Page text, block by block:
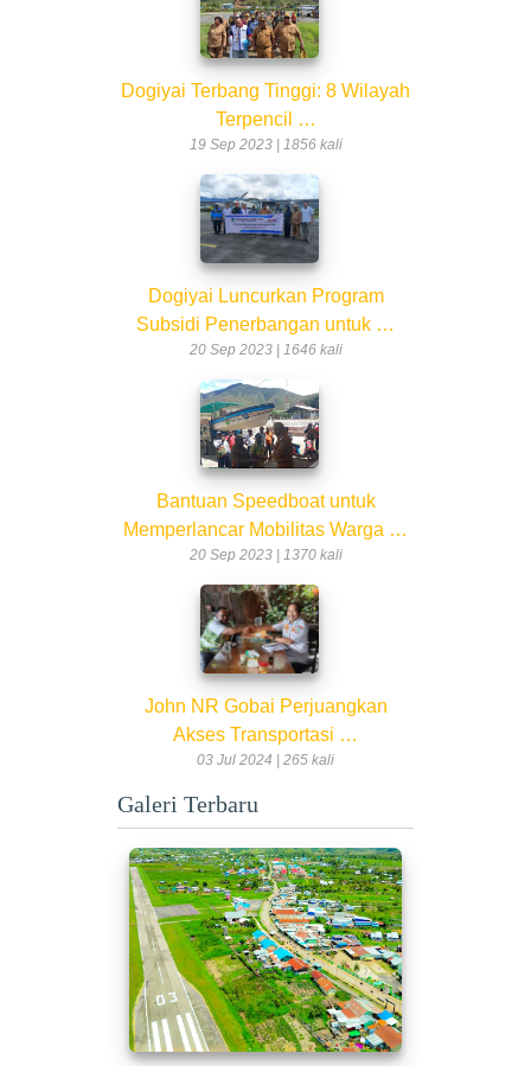
Dogiyai Terbang Tinggi: 8 Wilayah
Terpencil …
19 Sep 2023 | 1856 kali
Dogiyai Luncurkan Program
Subsidi Penerbangan untuk …
20 Sep 2023 | 1646 kali
Bantuan Speedboat untuk
Memperlancar Mobilitas Warga …
20 Sep 2023 | 1370 kali
John NR Gobai Perjuangkan
Akses Transportasi …
03 Jul 2024 | 265 kali
Galeri Terbaru